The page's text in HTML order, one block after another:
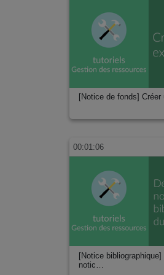
Physique nucléaire et
Science politique
Sciences de l’éducation
Sciences de la vie
Sciences et techniques des
Sciences pour l’ingénieur
Statistiques
Thermalisme
[Notice de fonds] Créer
00:01:06
[Notice bibliographique]
notic…